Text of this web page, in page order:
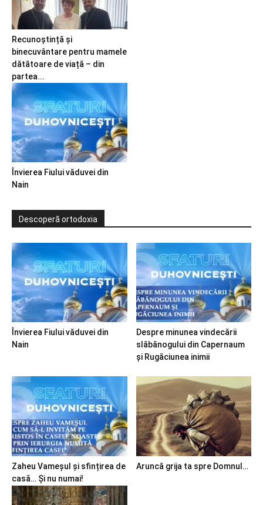
Recunoștință și
binecuvântare pentru mamele
dătătoare de viață – din
partea...
Învierea Fiului văduvei din
Nain
Descoperă ortodoxia
Învierea Fiului văduvei din
Nain
Despre minunea vindecării
slăbănogului din Capernaum
și Rugăciunea inimii
Zaheu Vameșul și sfințirea de
casă… Și nu numai!
Aruncă grija ta spre Domnul…